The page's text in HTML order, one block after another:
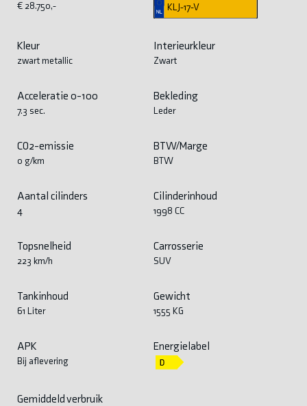
€ 28.750,- KLJ-17-V
Kleur
zwart metallic
Interieurkleur
Zwart
Acceleratie 0-100
7.3 sec.
Bekleding
Leder
CO2-emissie
0 g/km
BTW/Marge
BTW
Aantal cilinders
4
Cilinderinhoud
1998 CC
Topsnelheid
223 km/h
Carrosserie
SUV
Tankinhoud
61 Liter
Gewicht
1555 KG
APK
Bij aflevering
Energielabel
Gemiddeld verbruik